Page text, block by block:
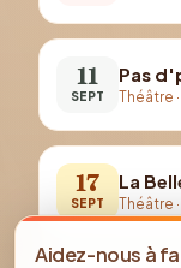
11
SEPT
Pas
Théâtre ·
17
SEPT
La
Théâtre ·
Aidez-nous à